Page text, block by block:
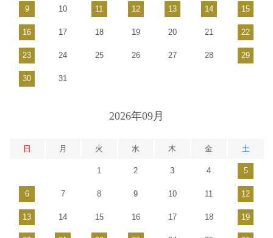
9 10 11 12 13 14 15
16 17 18 19 20 21 22
23 24 25 26 27 28 29
30 31
2026年09月
日 月 火 水 木 金 土
1 2 3 4 5
6 7 8 9 10 11 12
13 14 15 16 17 18 19